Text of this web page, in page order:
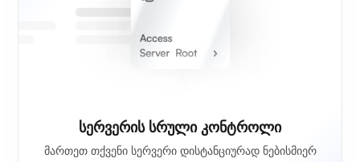
სერვერის სრული კონტროლი
მართეთ თქვენი სერვერი დისტანციურად ნებისმიერ